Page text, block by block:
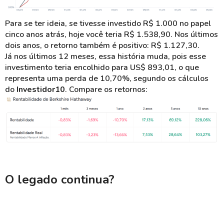
Para se ter ideia, se tivesse investido R$ 1.000 no papel
cinco anos atrás, hoje você teria R$ 1.538,90. Nos últimos
dois anos, o retorno também é positivo: R$ 1.127,30.
Já nos últimos 12 meses, essa história muda, pois esse
investimento teria encolhido para US$ 893,01, o que
representa uma perda de 10,70%, segundo os cálculos
do Investidor10. Compare os retornos:
O legado continua?